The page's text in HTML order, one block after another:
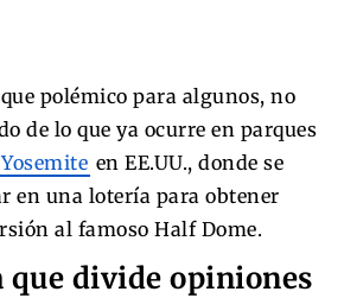
polémico para algunos, no
de lo que ya ocurre en parques
Yosemite en EE.UU., donde se
en una lotería para obtener
al famoso Half Dome.
que divide opiniones